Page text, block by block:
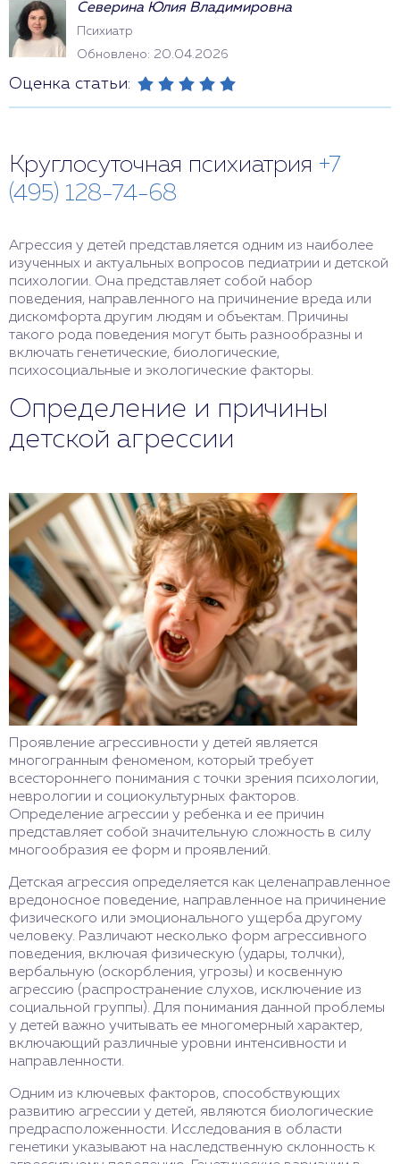
Северина Юлия Владимировна
Психиатр
Обновлено: 20.04.2026
Оценка статьи:
Круглосуточная психиатрия +7
(495) 128-74-68
Агрессия у детей представляется одним из наиболее
изученных и актуальных вопросов педиатрии и детской
психологии. Она представляет собой набор
поведения, направленного на причинение вреда или
дискомфорта другим людям и объектам. Причины
такого рода поведения могут быть разнообразны и
включать генетические, биологические,
психосоциальные и экологические факторы.
Определение и причины
детской агрессии
Проявление агрессивности у детей является
многогранным феноменом, который требует
всестороннего понимания с точки зрения психологии,
неврологии и социокультурных факторов.
Определение агрессии у ребенка и ее причин
представляет собой значительную сложность в силу
многообразия ее форм и проявлений.
Детская агрессия определяется как целенаправленное
вредоносное поведение, направленное на причинение
физического или эмоционального ущерба другому
человеку. Различают несколько форм агрессивного
поведения, включая физическую (удары, толчки),
вербальную (оскорбления, угрозы) и косвенную
агрессию (распространение слухов, исключение из
социальной группы). Для понимания данной проблемы
у детей важно учитывать ее многомерный характер,
включающий различные уровни интенсивности и
направленности.
Одним из ключевых факторов, способствующих
развитию агрессии у детей, являются биологические
предрасположенности. Исследования в области
генетики указывают на наследственную склонность к